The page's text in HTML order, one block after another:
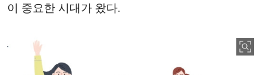
이 중요한 시대가 왔다.